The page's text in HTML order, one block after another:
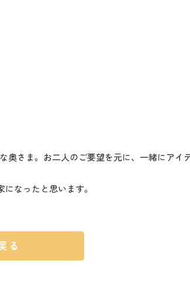
さま。お二人のご要望を元に、一緒にアイ
なったと思います。
る